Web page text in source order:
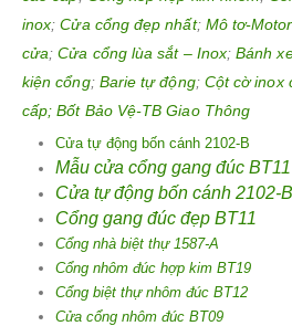
inox;Cửa cổng đẹp nhất; Mô tơ-
cửa;Cửa cổng lùa sắt – Inox;Bánh
kiện cổng; Barie tự động; Cột cờ inox
cấp;Bốt Bảo Vệ-TB Giao Thông
Cửa tự động bốn cánh 2102-B
Mẫu cửa cổng gang đúc BT11
Cửa tự động bốn cánh 2102-B
Cổng gang đúc đẹp BT11
Cổng nhà biệt thự 1587-A
Cổng nhôm đúc hợp kim BT19
Cổng biệt thự nhôm đúc BT12
Cửa cổng nhôm đúc BT09